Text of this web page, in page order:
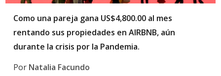
Como una pareja gana US$4,800.00 al mes
rentando sus propiedades en AIRBNB, aún
durante la crisis por la Pandemia.
Por Natalia Facundo